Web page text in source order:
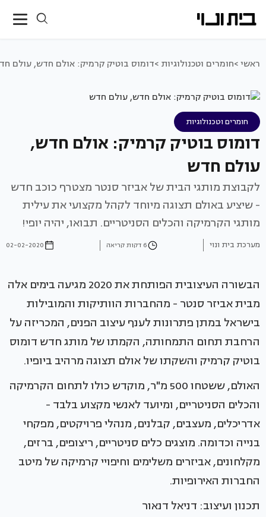
ראשי >חומרים וטכנולוגיות >דומוס בוטיק קרמיק: אולם חדש, עולם
חומרים וטכנולוגיות
דומוס בוטיק קרמיק: אולם חדש,
עולם חדש
לקבוצת מותגי הבית של אביזר סנטר מצטרף כוכב חדש
- שיציע באולם תצוגה מיוחד לקהל מקצועי את עילית
מותגי הקרמיקה והכלים הסניטריים. תבואו, יהיה יופי!
מערכת בית ונוי 6 דקות קריאה 02-02-2020
הבשורה העיצובית הפותחת את 2020 מגיעה בימים אלה
מבית אביזר סנטר - מהחברות הוותיקות והמובילות
בישראל במתן פתרונות לענף עיצוב הפנים, המכריזה על
הרחבת תחום התמחותה, הקמתו של מותג חדש דומוס
בוטיק קרמיק והשקתו של אולם תצוגה מרהיב ביופיו.
האולם, ששטחו 500 מ"ר, מוקדש כולו לתחום הקרמיקה
והכלים הסניטריים, ומיועד לאנשי מקצוע בלבד -
אדריכלים, מעצבים, קבלנים, מנהלי פרויקטים, מפקחי
בנייה וכדומה. מוצגים כלים סניטריים, ריצופים, ברזים,
מקלחונים, אביזרים משלימים וחיפויי קרמיקה של מיטב
החברות האירופיות.
תכנון ועיצוב: דניאל דנאור